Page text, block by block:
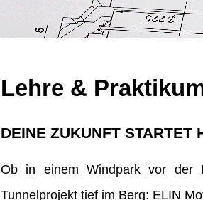
Lehre &
DEINE ZUKUNFT STARTET
Ob in einem Windpark vor der
Tunnelprojekt tief im Berg: ELIN